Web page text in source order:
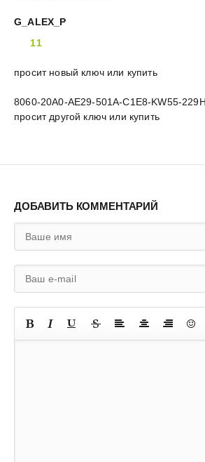
G_ALEX_P
11
просит новый ключ или купить
8060-20A0-AE29-501A-C1E8-KW55-
просит другой ключ или купить
ДОБАВИТЬ КОММЕНТАРИЙ